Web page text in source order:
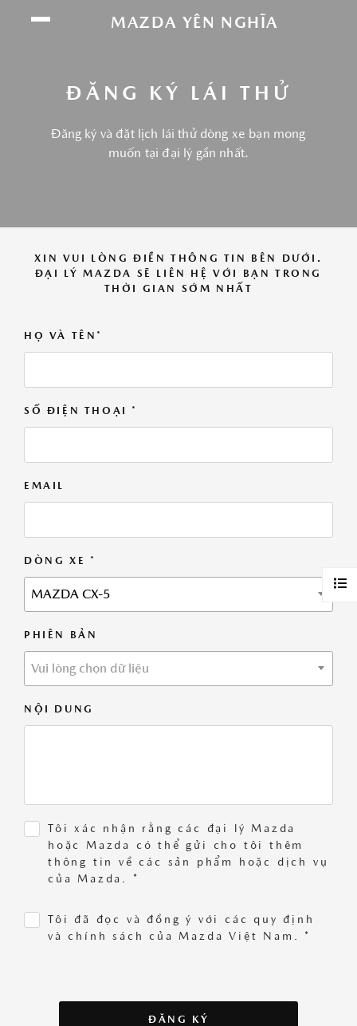
Chúng tôi sử dụng cookie để nâng cao trải
thông tin chi tiết.
ĐỒNG Ý
MAZDA YÊN NGHĨA
ĐĂNG KÝ LÁI THỬ
Đăng ký và đặt lịch lái thử dòng xe bạn mong
muốn tại đại lý gần nhất.
XIN VUI LÒNG ĐIỀN THÔNG TIN BÊN DƯỚI.
ĐẠI LÝ MAZDA SẼ LIÊN HỆ VỚI BẠN TRONG
THỜI GIAN SỚM NHẤT
HỌ VÀ TÊN*
SỐ ĐIỆN THOẠI *
EMAIL
DÒNG XE *
MAZDA CX-5
PHIÊN BẢN
Vui lòng chọn dữ liệu
NỘI DUNG
Tôi xác nhận rằng các đại lý Mazda
hoặc Mazda có thể gửi cho tôi thêm
thông tin về các sản phẩm hoặc dịch vụ
của Mazda. *
Tôi đã đọc và đồng ý với các quy định
và chính sách của Mazda Việt Nam. *
ĐĂNG KÝ